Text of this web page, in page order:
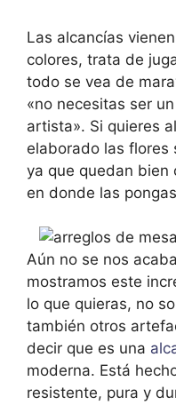
Las alcancías
colores, trata de
todo se vea de
«no necesitas ser
artista». Si quieres
elaborado las flores
ya que quedan bien
en donde las
Aún no se nos
mostramos este
lo que quieras, no
también otros
decir que es una
moderna. Está
resistente, pura y